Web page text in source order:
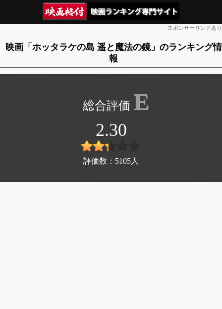
スポンサーリンクあり
映画「ホッタラケの島 遥と魔法の鏡」のランキング情
報
E
2.30
評価数： 5105 人